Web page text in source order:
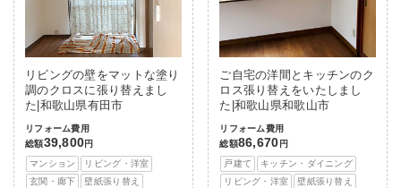
リビングの壁をマットな塗り
調のクロスに張り替えまし
た|和歌山県有田市
リフォーム費用
総額39,800円
マンション
リビング・洋室
玄関・廊下
壁紙張り替え
ご自宅の洋間とキッチンのク
ロス張り替えをいたしまし
た|和歌山県和歌山市
リフォーム費用
総額86,670 円
戸建て
キッチン・ダイニング
リビング・洋室
壁紙張り替え